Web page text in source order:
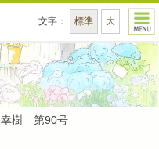
文字 ： 標準 大
幸樹 第90号